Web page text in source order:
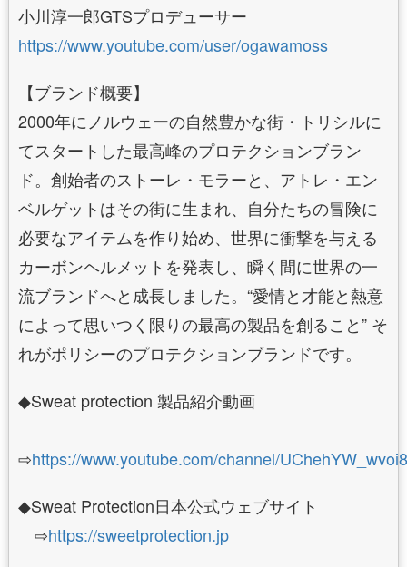
小川淳一郎GTSプロデューサー
https://www.youtube.com/user/ogawamoss
【ブランド概要】
2000年にノルウェーの自然豊かな街・トリシルに
てスタートした最高峰のプロテクションブラン
ド。創始者のストーレ・モラーと、アトレ・エン
ベルゲットはその街に生まれ、自分たちの冒険に
必要なアイテムを作り始め、世界に衝撃を与える
カーボンヘルメットを発表し、瞬く間に世界の一
流ブランドへと成長しました。“愛情と才能と熱意
によって思いつく限りの最高の製品を創ること” そ
れがポリシーのプロテクションブランドです。
◆Sweat protection 製品紹介動画
⇨https://www.youtube.com/channel/
◆Sweat Protection日本公式ウェブサイト
⇨https://sweetprotection.jp